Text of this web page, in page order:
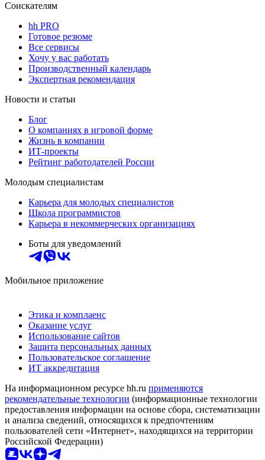
Соискателям
hh PRO
Готовое резюме
Все сервисы
Хочу у вас работать
Производственный календарь
Экспертная рекомендация
Новости и статьи
Блог
О компаниях в игровой форме
Жизнь в компании
ИТ-проекты
Рейтинг работодателей России
Молодым специалистам
Карьера для молодых специалистов
Школа программистов
Карьера в некоммерческих организациях
Боты для уведомлений
Мобильное приложение
Этика и комплаенс
Оказание услуг
Использование сайтов
Защита персональных данных
Пользовательское соглашение
ИТ аккредитация
На информационном ресурсе hh.ru применяются
рекомендательные технологии (информационные технологии
предоставления информации на основе сбора, систематизации
и анализа сведений, относящихся к предпочтениям
пользователей сети «Интернет», находящихся на территории
Российской Федерации)